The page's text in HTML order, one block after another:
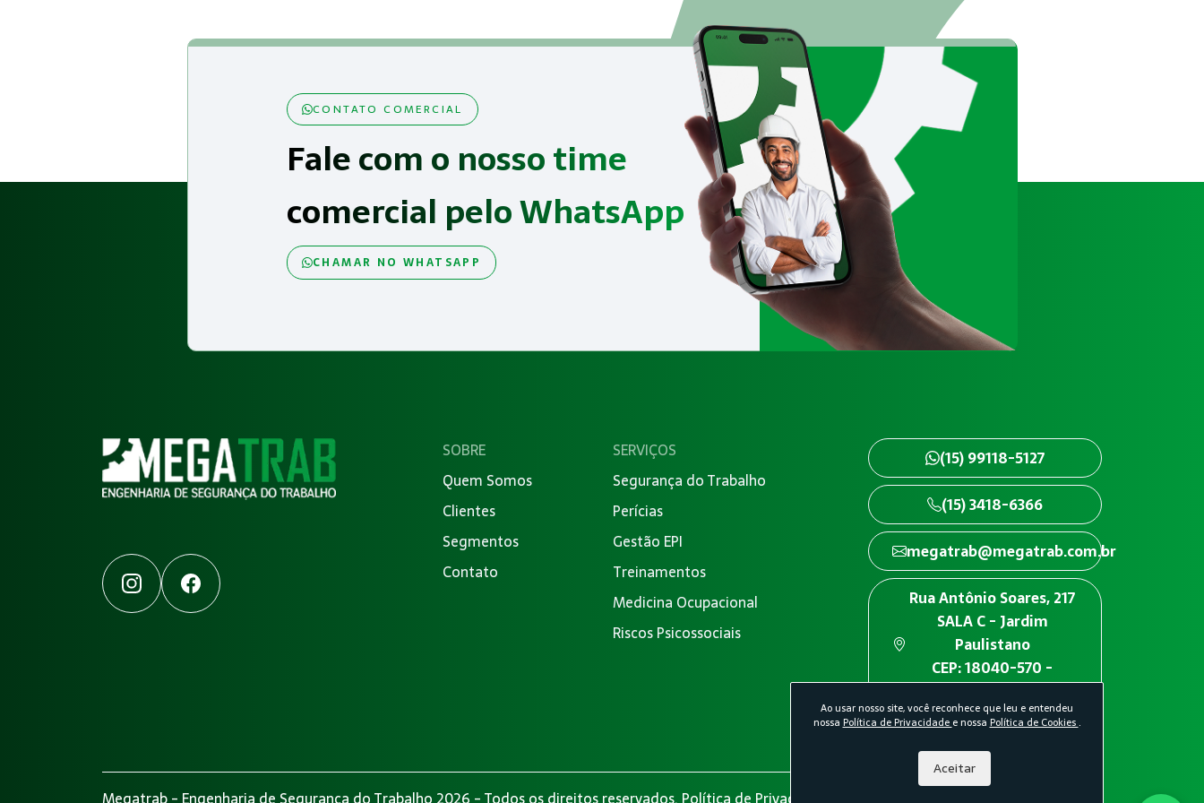
CONTATO COMERCIAL
Fale com o nosso time
comercial pelo WhatsApp
CHAMAR NO WHATSAPP
InstagramFacebook
SOBRE
Quem Somos
Clientes
Segmentos
Contato
SERVIÇOS
Segurança do Trabalho
Perícias
Gestão EPI
Treinamentos
Medicina Ocupacional
Riscos Psicossociais
(15) 99118-5127
(15) 3418-6366
megatrab@megatrab.com.br
Rua Antônio Soares, 217
SALA C - Jardim
Paulistano
CEP: 18040-570 -
Sorocaba/SP
Ao usar nosso site, você reconhece que leu e entendeu
nossa Política de Privacidade e nossa Política de Cookies.
Aceitar